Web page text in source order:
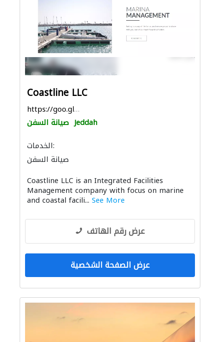
Coastline LLC
https://goo.gl/maps/2KueRYDLCepEDRh3A
صيانة السفن Jeddah
الخدمات:
صيانة السفن
Coastline LLC is an Integrated Facilities
Management company with focus on marine
and coastal facili... See More
عرض رقم الهاتف
عرض الصفحة الشخصية